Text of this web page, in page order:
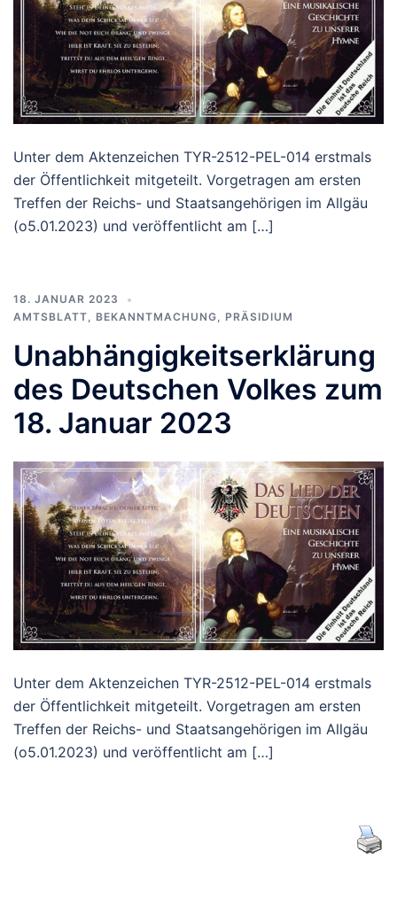
Unter dem Aktenzeichen TYR-2512-PEL-014 erstmals
der Öffentlichkeit mitgeteilt. Vorgetragen am ersten
Treffen der Reichs- und Staatsangehörigen im Allgäu
(o5.01.2023) und veröffentlicht am […]
18. JANUAR 2023
AMTSBLATT, BEKANNTMACHUNG, PRÄSIDIUM
Unabhängigkeitserklärung
des Deutschen Volkes zum
18. Januar 2023
Unter dem Aktenzeichen TYR-2512-PEL-014 erstmals
der Öffentlichkeit mitgeteilt. Vorgetragen am ersten
Treffen der Reichs- und Staatsangehörigen im Allgäu
(o5.01.2023) und veröffentlicht am […]